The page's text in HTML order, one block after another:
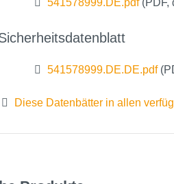
541578999.DE.pdf (PDF,
541578999.DE.DE.pdf
Diese Datenbätter in allen